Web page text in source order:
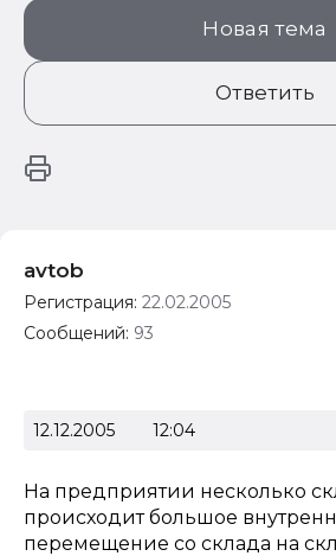
Новая тема
Ответить
avtob
Регистрация: 22.02.2005
Сообщений: 93
12.12.2005 12:04
На предприятии несколько
происходит большое
перемещение со склада на